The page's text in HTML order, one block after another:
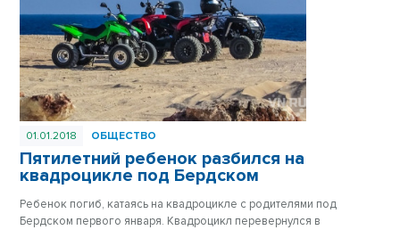
01.01.2018 ОБЩЕСТВО
Пятилетний ребенок разбился на
квадроцикле под Бердском
Ребенок погиб, катаясь на квадроцикле с родителями под
Бердском первого января. Квадроцикл перевернулся в